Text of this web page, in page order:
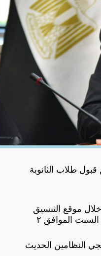
طلاب الثانوية
موقع التنسيق
الإلكتروني خلال الفترة من يوم الثلاثاء الموافق ٢٩ يوليو الجاري وحتى السبت الموافق ٢
النظامين الحديث